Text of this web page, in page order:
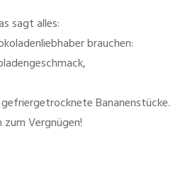
sagt alles:
brauchen:
Bananenstücke.
Vergnügen!